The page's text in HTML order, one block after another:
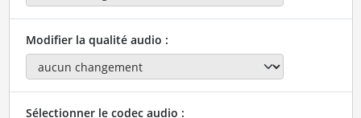
Modifier la qualité audio :
Sélectionner le codec audio :